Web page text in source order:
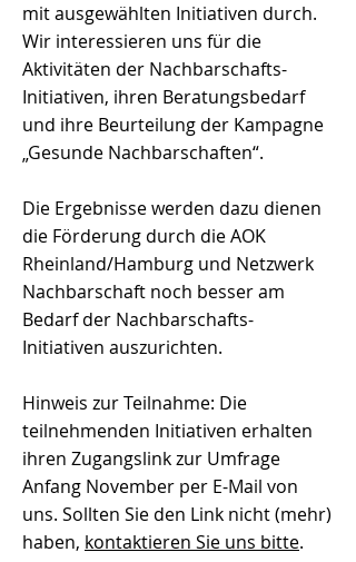
mit ausgewählten Initiativen durch.
Wir interessieren uns für die
Aktivitäten der Nachbarschafts-
Initiativen, ihren Beratungsbedarf
und ihre Beurteilung der Kampagne
„Gesunde Nachbarschaften“.
Die Ergebnisse werden dazu dienen
die Förderung durch die AOK
Rheinland/Hamburg und Netzwerk
Nachbarschaft noch besser am
Bedarf der Nachbarschafts-
Initiativen auszurichten.
Hinweis zur Teilnahme: Die
teilnehmenden Initiativen erhalten
ihren Zugangslink zur Umfrage
Anfang November per E-Mail von
uns. Sollten Sie den Link nicht (mehr)
haben, kontaktieren Sie uns bitte.